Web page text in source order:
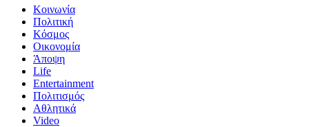
Κοινωνία
Πολιτική
Κόσμος
Οικονομία
Άποψη
Life
Entertainment
Πολιτισμός
Αθλητικά
Video